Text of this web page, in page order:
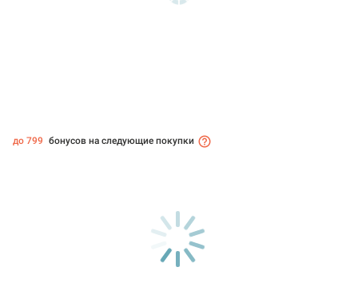
до 799 бонусов на следующие покупки